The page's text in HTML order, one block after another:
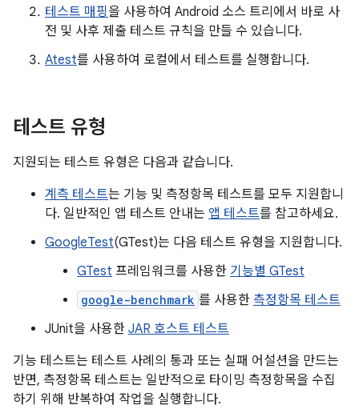
테스트 매핑을 사용하여 Android 소스 트리에서 바로 사
전 및 사후 제출 테스트 규칙을 만들 수 있습니다.
Atest를 사용하여 로컬에서 테스트를 실행합니다.
테스트 유형
지원되는 테스트 유형은 다음과 같습니다.
계측 테스트는 기능 및 측정항목 테스트를 모두 지원합니
다. 일반적인 앱 테스트 안내는 앱 테스트를 참고하세요.
GoogleTest(GTest)는 다음 테스트 유형을 지원합니다.
GTest 프레임워크를 사용한 기능별 GTest
google-benchmark 를 사용한 측정항목 테스트
JUnit을 사용한 JAR 호스트 테스트
기능 테스트는 테스트 사례의 통과 또는 실패 어설션을 만드는
반면, 측정항목 테스트는 일반적으로 타이밍 측정항목을 수집
하기 위해 반복하여 작업을 실행합니다.